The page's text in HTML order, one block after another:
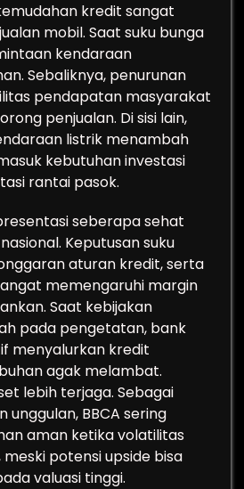
kredit sangat
mobil. Saat suku bunga
kendaraan
Sebaliknya, penurunan
pendapatan masyarakat
penjualan. Di sisi lain,
listrik menambah
kebutuhan investasi
rantai pasok.
seberapa sehat
Keputusan suku
aturan kredit, serta
memengaruhi margin
Saat kebijakan
pada pengetatan, bank
menyalurkan kredit
agak melambat.
lebih terjaga. Sebagai
BBCA sering
aman ketika volatilitas
potensi upside bisa
valuasi tinggi.